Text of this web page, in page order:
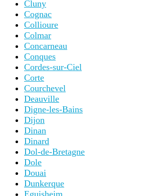
Cluny
Cognac
Collioure
Colmar
Concarneau
Conques
Cordes-sur-Ciel
Corte
Courchevel
Deauville
Digne-les-Bains
Dijon
Dinan
Dinard
Dol-de-Bretagne
Dole
Douai
Dunkerque
Eguisheim